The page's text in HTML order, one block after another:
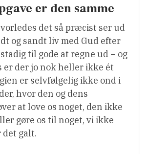
er den samme
det så præcist ser ud
og sandt liv med Gud efter
til gode at regne ud – og
er der jo nok heller ikke ét
er selvfølgelig ikke ond i
hvor den og dens
at love os noget, den ikke
gøre os til noget, vi ikke
galt.